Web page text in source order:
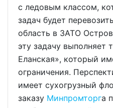
с ледовым классом,
задач будет
область в ЗАТО
эту задачу выполняет
Еланская», который
ограничения.
имеет сухогрузный
заказу Минпромторга